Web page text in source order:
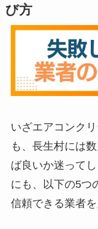
び方
いざエアコンク
も、長生村には
ば良いか迷って
にも、以下の5つ
信頼できる業者を